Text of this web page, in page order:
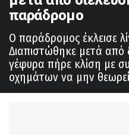
παράδρομο
Ο παράδρομος έκλεισε
Διαπιστώθηκε μετά από
γέφυρα πήρε κλίση με
οχημάτων να μην